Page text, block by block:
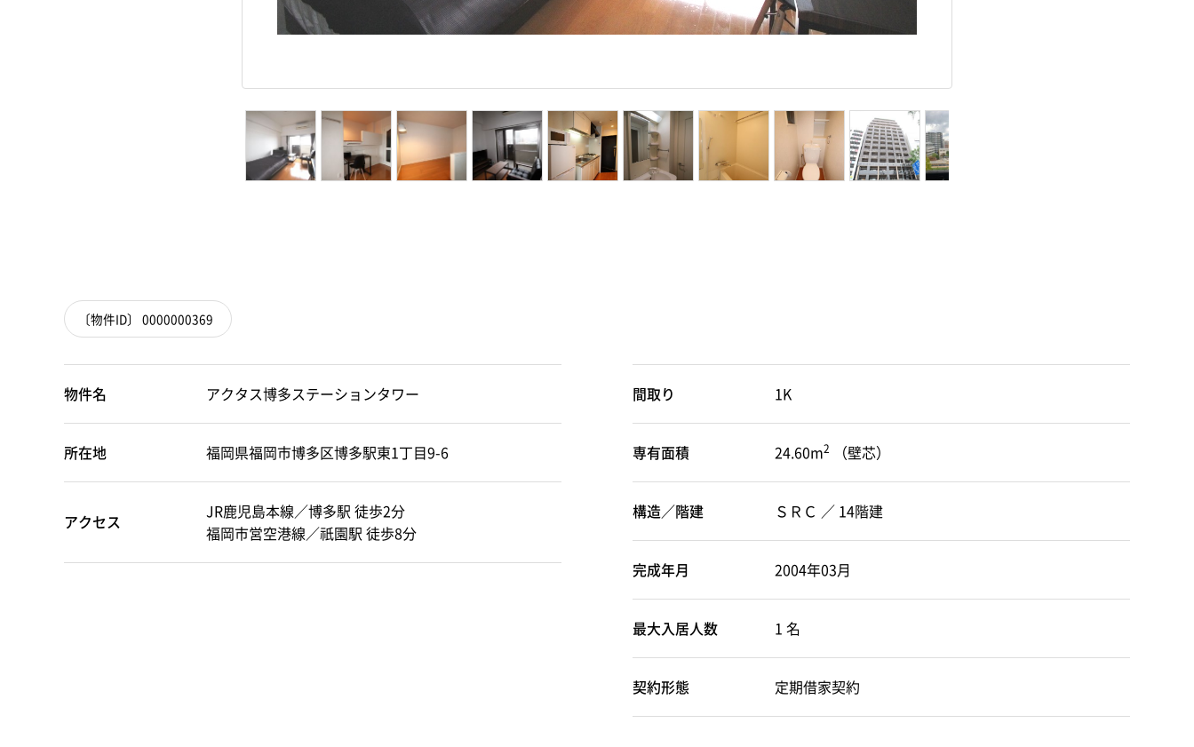
〔物件ID〕 0000000369
物件名 アクタス博多ステーションタワー
所在地 福岡県福岡市博多区博多駅東1丁目9-6
アクセス
JR鹿児島本線／博多駅 徒歩2分
福岡市営空港線／祇園駅 徒歩8分
間取り 1K
専有面積 24.60m2 （壁芯）
構造／階建 ＳＲＣ ／ 14階建
完成年月 2004年03月
最大入居人数 1 名
契約形態 定期借家契約